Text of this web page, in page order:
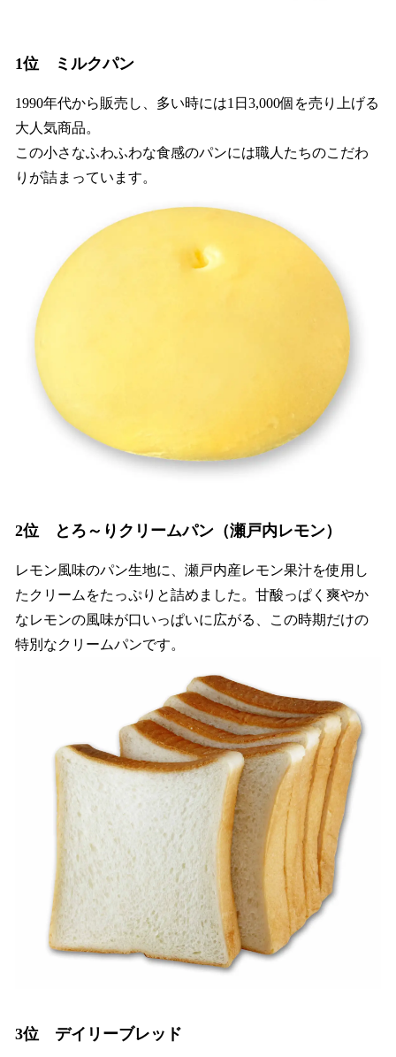
1位 ミルクパン
1990年代から販売し、多い時には1日3,000個を売り上げる
大人気商品。
この小さなふわふわな食感のパンには職人たちのこだわ
りが詰まっています。
2位 とろ～りクリームパン（瀬戸内レモン）
レモン風味のパン生地に、瀬戸内産レモン果汁を使用し
たクリームをたっぷりと詰めました。甘酸っぱく爽やか
なレモンの風味が口いっぱいに広がる、この時期だけの
特別なクリームパンです。
3位 デイリーブレッド